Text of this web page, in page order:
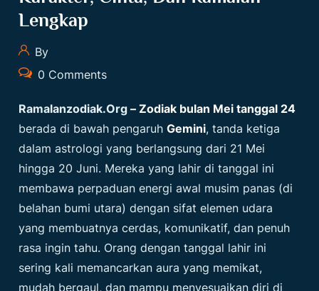
Lengkap
By
0 Comments
Ramalanzodiak.org – Zodiak bulan Mei tanggal 24
berada di bawah pengaruhGemini, tanda ketiga
dalam astrologi yang berlangsung dari 21 Mei
hingga 20 Juni. Mereka yang lahir di tanggal ini
membawa perpaduan energi awal musim panas (di
belahan bumi utara) dengan sifat elemen udara
yang membuatnya cerdas, komunikatif, dan penuh
rasa ingin tahu. Orang dengan tanggal lahir ini
sering kali memancarkan aura yang memikat,
mudah bergaul, dan mampu menyesuaikan diri di